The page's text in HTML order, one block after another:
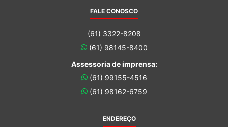
FALE CONOSCO
(61) 3322-8208
(61) 98145-8400
Assessoria de imprensa:
(61) 99155-4516
(61) 98162-6759
ENDEREÇO